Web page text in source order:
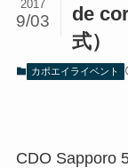
de
式）
2017
9/03
カポエイライベント
CDO Sapporo